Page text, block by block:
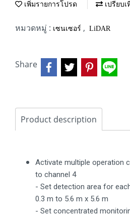
เพิ่มรายการโปรด เปรียบเ
หมวดหมู่ : เซนเซอร์ , LiDAR
Share
Product description
Activate multiple operation
to channel 4
- Set detection area for
0.3 m to 5.6 m x 5.6 m
- Set concentrated